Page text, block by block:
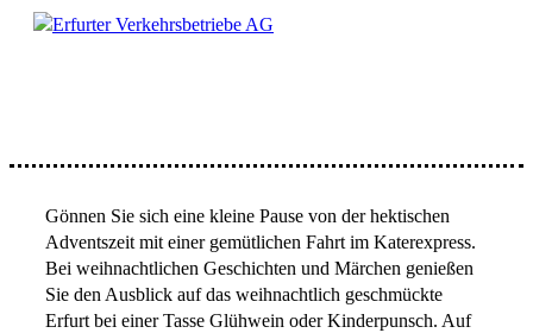
Erfurter Verkehrsbetriebe AG
Gönnen Sie sich eine kleine Pause von der hektischen
Adventszeit mit einer gemütlichen Fahrt im Katerexpress.
Bei weihnachtlichen Geschichten und Märchen genießen
Sie den Ausblick auf das weihnachtlich geschmückte
Erfurt bei einer Tasse Glühwein oder Kinderpunsch. Auf